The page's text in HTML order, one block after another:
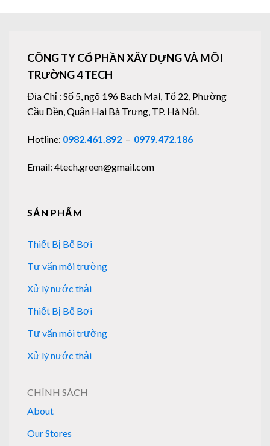
CÔNG TY CỔ PHẦN XÂY DỰNG VÀ MÔI
TRƯỜNG 4 TECH
Địa Chỉ : Số 5, ngõ 196 Bạch Mai, Tổ 22, Phường
Cầu Dền, Quận Hai Bà Trưng, TP. Hà Nội.
Hotline: 0982.461.892 – 0979.472.186
Email: 4tech.green@gmail.com
SẢN PHẨM
Thiết Bị Bể Bơi
Tư vấn môi trường
Xử lý nước thải
Thiết Bị Bể Bơi
Tư vấn môi trường
Xử lý nước thải
CHÍNH SÁCH
About
Our Stores